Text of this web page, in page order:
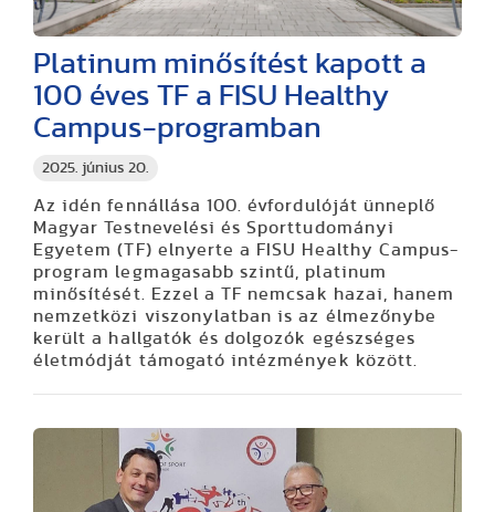
2025. június 20.
Platinum minősítést kapott a
100 éves TF a FISU Healthy
Campus-programban
Az idén fennállása 100. évfordulóját ünneplő
Magyar Testnevelési és Sporttudományi
Egyetem (TF) elnyerte a FISU Healthy Campus-
program legmagasabb szintű, platinum
minősítését. Ezzel a TF nemcsak hazai, hanem
nemzetközi viszonylatban is az élmezőnybe
került a hallgatók és dolgozók egészséges
életmódját támogató intézmények között.